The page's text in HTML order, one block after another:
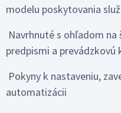
modelu poskytovania
Navrhnuté s ohľadom
predpismi a prevádzkovú
Pokyny k nastaveniu,
automatizácii